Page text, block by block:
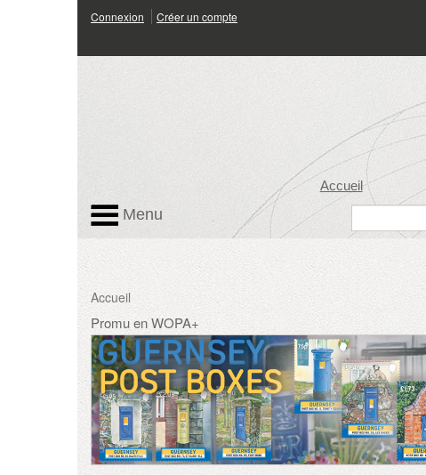
Connexion Créer un compte
Accueil
Menu
Accueil
Promu en WOPA+